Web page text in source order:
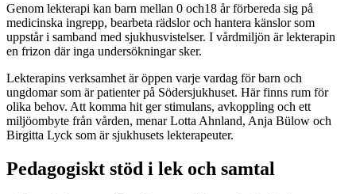
Genom lekterapi kan barn mellan 0 och18 år förbereda sig på
medicinska ingrepp, bearbeta rädslor och hantera känslor som
uppstår i samband med sjukhusvistelser. I vårdmiljön är lekterapin
en frizon där inga undersökningar sker.
Lekterapins verksamhet är öppen varje vardag för barn och
ungdomar som är patienter på Södersjukhuset. Här finns rum för
olika behov. Att komma hit ger stimulans, avkoppling och ett
miljöombyte från vården, menar Lotta Ahnland, Anja Bülow och
Birgitta Lyck som är sjukhusets lekterapeuter.
Pedagogiskt stöd i lek och samtal